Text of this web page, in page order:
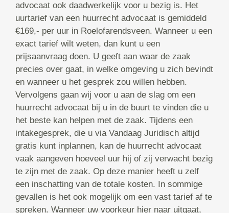
advocaat ook daadwerkelijk voor u bezig is. Het
uurtarief van een huurrecht advocaat is gemiddeld
€169,- per uur in Roelofarendsveen. Wanneer u een
exact tarief wilt weten, dan kunt u een
prijsaanvraag doen. U geeft aan waar de zaak
precies over gaat, in welke omgeving u zich bevindt
en wanneer u het gesprek zou willen hebben.
Vervolgens gaan wij voor u aan de slag om een
huurrecht advocaat bij u in de buurt te vinden die u
het beste kan helpen met de zaak. Tijdens een
intakegesprek, die u via Vandaag Juridisch altijd
gratis kunt inplannen, kan de huurrecht advocaat
vaak aangeven hoeveel uur hij of zij verwacht bezig
te zijn met de zaak. Op deze manier heeft u zelf
een inschatting van de totale kosten. In sommige
gevallen is het ook mogelijk om een vast tarief af te
spreken. Wanneer uw voorkeur hier naar uitgaat,